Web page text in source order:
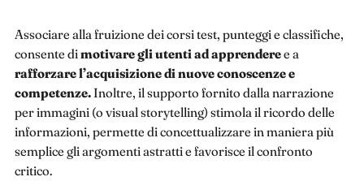
Associare alla fruizione dei corsi test, punteggi e classifiche,
consente dimotivare gli utenti ad apprenderee a
rafforzare l’acquisizione di nuove conoscenze e
competenze.Inoltre, il supporto fornito dalla narrazione
per immagini (o visual storytelling) stimola il ricordo delle
informazioni, permette di concettualizzare in maniera più
semplice gli argomenti astratti e favorisce il confronto
critico.